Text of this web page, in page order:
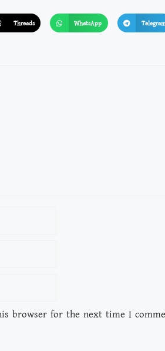
Threads WhatsApp
browser for the next time I